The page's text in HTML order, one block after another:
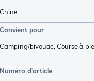
Chine
Convient pour
Camping/bivouac,Course à
Numéro d'article